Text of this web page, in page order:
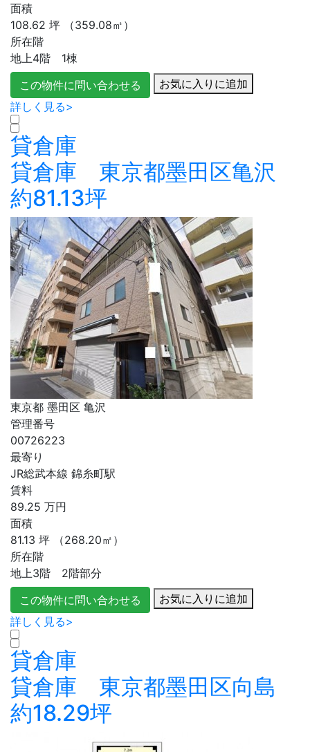
面積
108.62 坪 （359.08㎡）
所在階
地上4階 1棟
この物件に問い合わせる
お気に入りに追加
詳しく見る>
貸倉庫
貸倉庫 東京都墨田区亀沢
約81.13坪
東京都 墨田区 亀沢
管理番号
00726223
最寄り
JR総武本線 錦糸町駅
賃料
89.25 万円
面積
81.13 坪 （268.20㎡）
所在階
地上3階 2階部分
この物件に問い合わせる
お気に入りに追加
詳しく見る>
貸倉庫
貸倉庫 東京都墨田区向島
約18.29坪